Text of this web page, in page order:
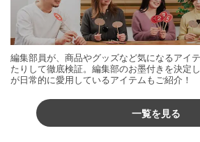
編集部員が、商品やグッズなど気になるアイ
たりして徹底検証。編集部のお墨付きを決定
が日常的に愛用しているアイテムもご紹介！
一覧を見る